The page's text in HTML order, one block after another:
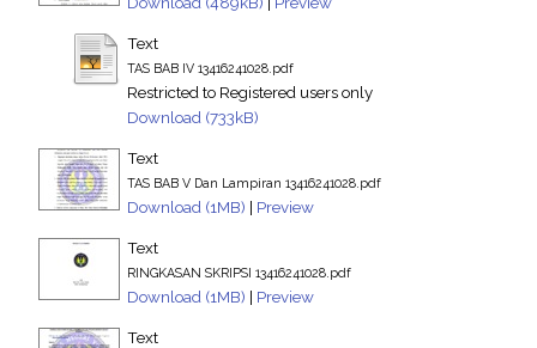
Text
TAS BAB IV 13416241028.pdf
Restricted to Registered users only
Download (733kB)
Text
TAS BAB V Dan Lampiran 13416241028.pdf
Download (1MB) | Preview
Text
RINGKASAN SKRIPSI 13416241028.pdf
Download (1MB) | Preview
Text